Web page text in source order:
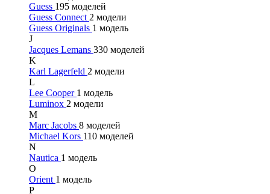
Guess 195 моделей
Guess Connect 2 модели
Guess Originals 1 модель
J
Jacques Lemans 330 моделей
K
Karl Lagerfeld 2 модели
L
Lee Cooper 1 модель
Luminox 2 модели
M
Marc Jacobs 8 моделей
Michael Kors 110 моделей
N
Nautica 1 модель
O
Orient 1 модель
P